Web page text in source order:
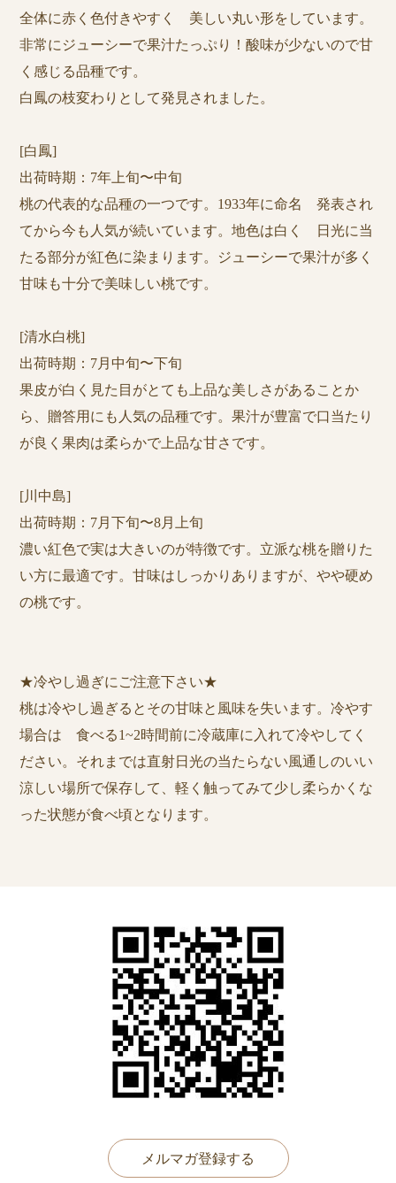
全体に赤く色付きやすく 美しい丸い形をしています。
非常にジューシーで果汁たっぷり！酸味が少ないので甘
く感じる品種です。
白鳳の枝変わりとして発見されました。
[白鳳]
出荷時期：7年上旬〜中旬
桃の代表的な品種の一つです。1933年に命名 発表され
てから今も人気が続いています。地色は白く 日光に当
たる部分が紅色に染まります。ジューシーで果汁が多く
甘味も十分で美味しい桃です。
[清水白桃]
出荷時期：7月中旬〜下旬
果皮が白く見た目がとても上品な美しさがあることか
ら、贈答用にも人気の品種です。果汁が豊富で口当たり
が良く果肉は柔らかで上品な甘さです。
[川中島]
出荷時期：7月下旬〜8月上旬
濃い紅色で実は大きいのが特徴です。立派な桃を贈りた
い方に最適です。甘味はしっかりありますが、やや硬め
の桃です。
★冷やし過ぎにご注意下さい★
桃は冷やし過ぎるとその甘味と風味を失います。冷やす
場合は 食べる1~2時間前に冷蔵庫に入れて冷やしてく
ださい。それまでは直射日光の当たらない風通しのいい
涼しい場所で保存して、軽く触ってみて少し柔らかくな
った状態が食べ頃となります。
メルマガ登録する